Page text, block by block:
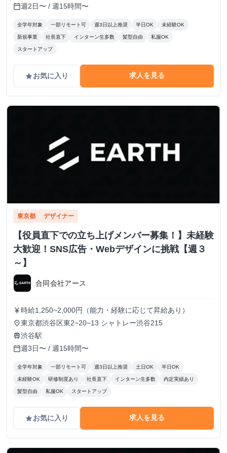
calendar_today週2日〜 / 週15時間〜
全学年対象 一部リモート可 週3日以上推奨 半日OK 未経験OK
新規事業 社長直下 インターン生多数 髪型自由 私服OK
スタートアップ
gradeお気に入り 求人を見る
東京都 デザイナー
【役員直下での立ち上げメンバー募集！】未経験
大歓迎！SNS広告・Webデザインに挑戦【週３
～】
合同会社アース
currency_yen 時給1,250~2,000円（能力・経験に応じて昇給あり）
place東京都渋谷区東2−20−13 シャトレー渋谷215
train渋谷駅
calendar_today週3日〜 / 週15時間〜
全学年対象 一部リモート可 週3日以上推奨 土日OK 半日OK
未経験OK 研修制度あり 社長直下 インターン生多数 内定実績あり
髪型自由 私服OK スタートアップ
gradeお気に入り 求人を見る